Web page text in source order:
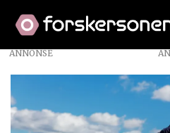
ANNONSE